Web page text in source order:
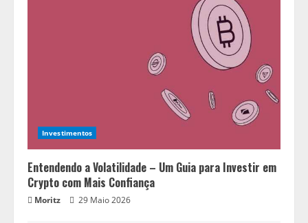
Investimentos
Entendendo a Volatilidade – Um Guia para Investir em
Crypto com Mais Confiança
Moritz 29 Maio 2026